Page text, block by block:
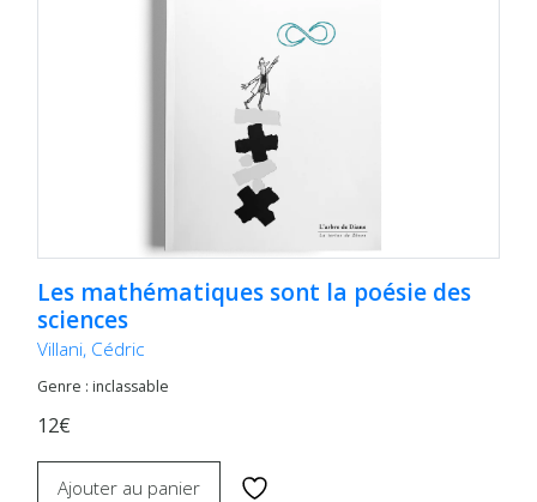
Les mathématiques sont la poésie des
sciences
Villani, Cédric
Genre : inclassable
12€
Ajouter au panier